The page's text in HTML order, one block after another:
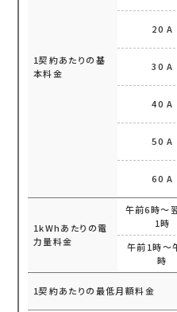
1契約あたりの基
本料金
20 A
30 A
40 A
50 A
60 A
1kWhあたりの電
力量料金
午前6時～
1時
午前1時～
時
1契約あたりの最低月額料金